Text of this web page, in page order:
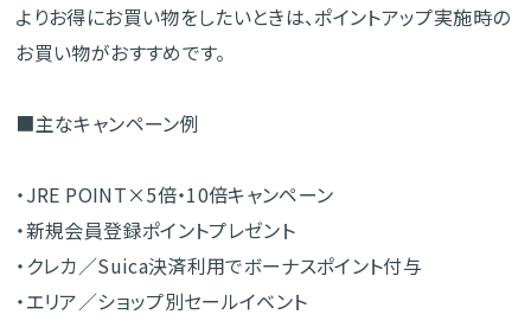
よりお得にお買い物をしたいときは、ポイントアップ実施時の
お買い物がおすすめです。
■主なキャンペーン例
・JRE POINT×5倍・10倍キャンペーン
・新規会員登録ポイントプレゼント
・クレカ／Suica決済利用でボーナスポイント付与
・エリア／ショップ別セールイベント